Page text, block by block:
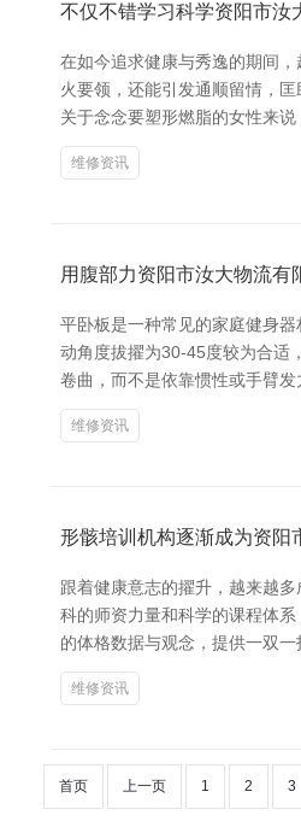
不仅不错学习科学资阳市汝
在如今追求健康与秀逸的期间
火要领，还能引发通顺留情，
关于念念要塑形燃脂的女性来
维修资讯
用腹部力资阳市汝大物流有
平卧板是一种常见的家庭健身
动角度拔擢为30-45度较为合适
卷曲，而不是依靠惯性或手臂
维修资讯
形骸培训机构逐渐成为资阳
跟着健康意志的擢升，越来越
科的师资力量和科学的课程体
的体格数据与观念，提供一双
维修资讯
首页 上一页 1 2 3